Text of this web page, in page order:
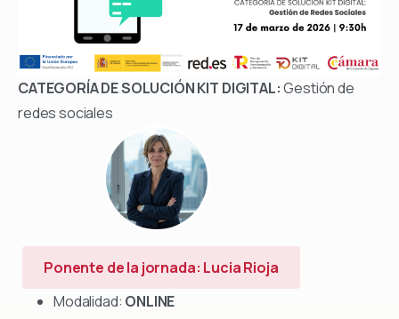
CATEGORÍA DE SOLUCIÓN KIT DIGITAL:Gestión de
redes sociales
Ponente de la jornada: Lucia Rioja
Modalidad: ONLINE